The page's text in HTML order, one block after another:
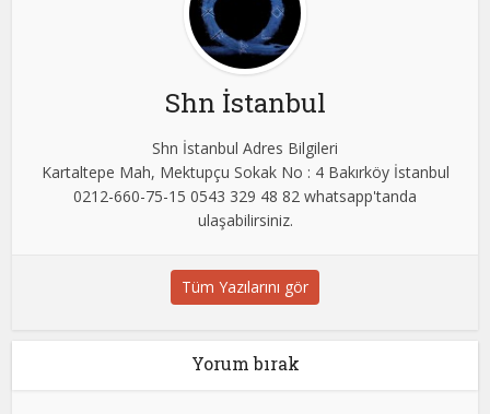
Shn İstanbul
Shn İstanbul Adres Bilgileri
Kartaltepe Mah, Mektupçu Sokak No : 4 Bakırköy İstanbul
0212-660-75-15 0543 329 48 82 whatsapp'tanda
ulaşabilirsiniz.
Tüm Yazılarını gör
Yorum bırak